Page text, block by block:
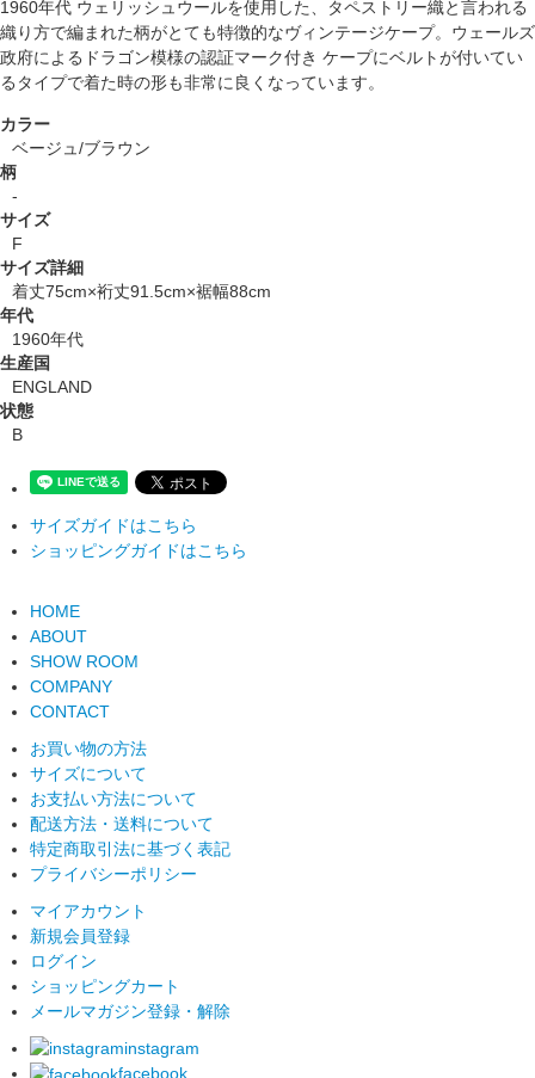
1960年代 ウェリッシュウールを使用した、タペストリー織と言われる
織り方で編まれた柄がとても特徴的なヴィンテージケープ。ウェールズ
政府によるドラゴン模様の認証マーク付き ケープにベルトが付いてい
るタイプで着た時の形も非常に良くなっています。
カラー
ベージュ/ブラウン
柄
-
サイズ
F
サイズ詳細
着丈75cm×裄丈91.5cm×裾幅88cm
年代
1960年代
生産国
ENGLAND
状態
B
サイズガイドはこちら
ショッピングガイドはこちら
HOME
ABOUT
SHOW ROOM
COMPANY
CONTACT
お買い物の方法
サイズについて
お支払い方法について
配送方法・送料について
特定商取引法に基づく表記
プライバシーポリシー
マイアカウント
新規会員登録
ログイン
ショッピングカート
メールマガジン登録・解除
instagram
facebook